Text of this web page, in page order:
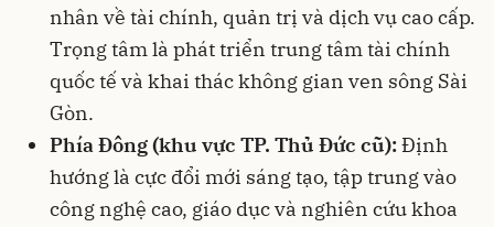
nhân về tài chính, quản trị và dịch vụ cao cấp.
Trọng tâm là phát triển trung tâm tài chính
quốc tế và khai thác không gian ven sông Sài
Gòn.
Phía Đông (khu vực TP. Thủ Đức cũ):Định
hướng là cực đổi mới sáng tạo, tập trung vào
công nghệ cao, giáo dục và nghiên cứu khoa